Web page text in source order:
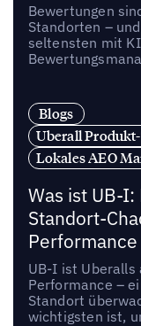
Bewertungen
Standorten –
seltensten mit
Blogs
Uberall
Lokales AEO
Was ist UB-
Standort-
UB-I ist Uberalls
Performance –
Standort
wichtigsten ist,